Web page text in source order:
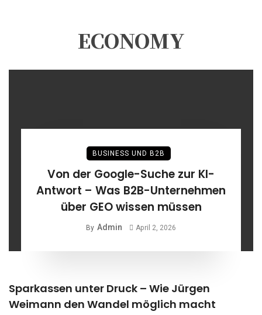
ECONOMY
BUSINESS UND B2B
Von der Google-Suche zur KI-
Antwort – Was B2B-Unternehmen
über GEO wissen müssen
By Admin April 2, 2026
Sparkassen unter Druck – Wie Jürgen
Weimann den Wandel möglich macht